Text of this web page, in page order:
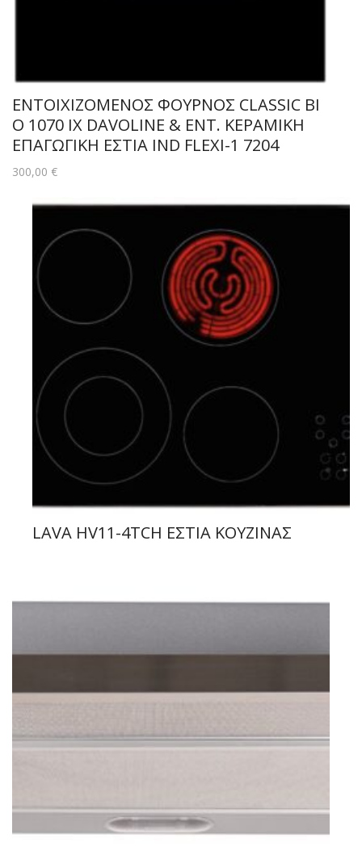
ΕΝΤΟΙΧΙΖΟΜΕΝΟΣ ΦΟΥΡΝΟΣ CLASSIC BI
O 1070 IX DAVOLINE & ΕΝΤ. ΚΕΡΑΜΙΚΗ
ΕΠΑΓΩΓΙΚΗ ΕΣΤΙΑ IND FLEXI-1 7204
300,00 €
LAVA HV11-4TCH ΕΣΤΙΑ ΚΟΥΖΙΝΑΣ